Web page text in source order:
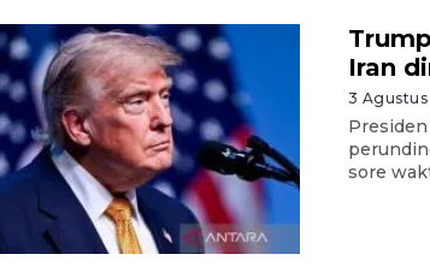
Iran
3 Agustus
sore